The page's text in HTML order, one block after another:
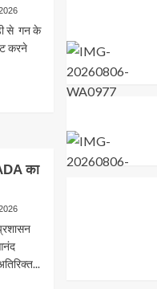
से गन के
करने
का